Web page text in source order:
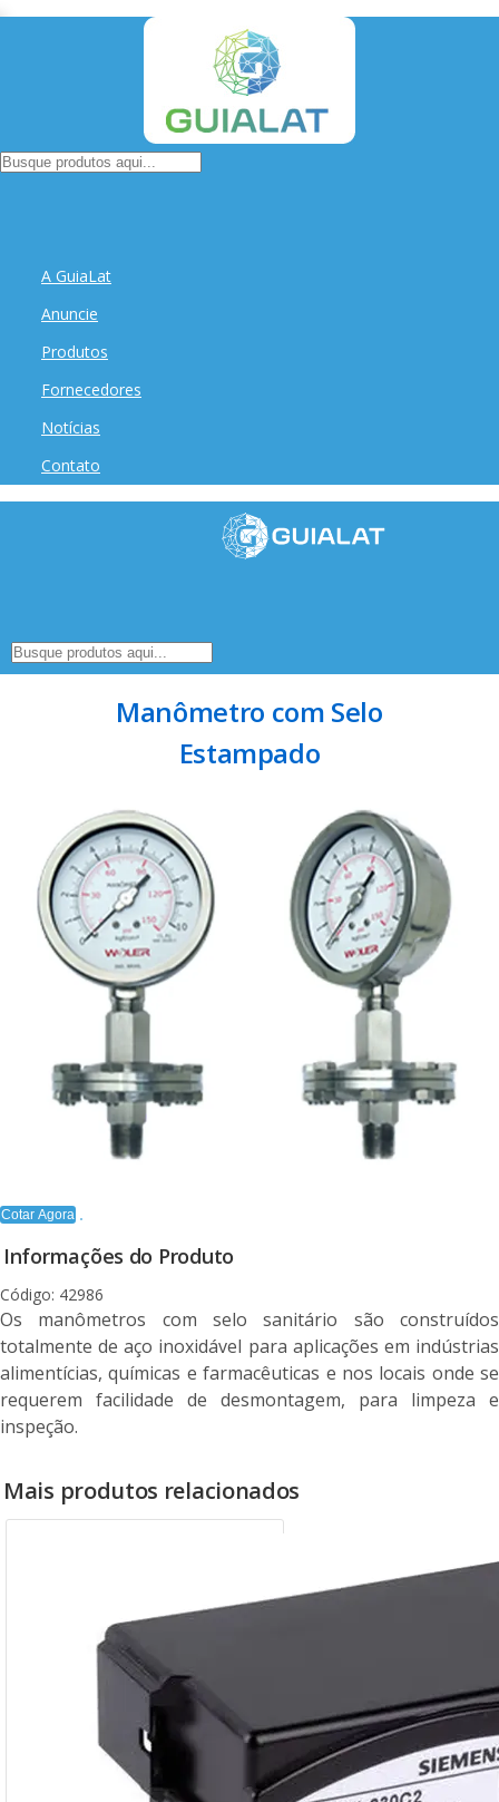
A GuiaLat
Anuncie
Produtos
Fornecedores
Notícias
Contato
Manômetro com Selo
Estampado
Cotar Agora
Informações do Produto
Código: 42986
Os manômetros com selo sanitário são construídos
totalmente de aço inoxidável para aplicações em indústrias
alimentícias, químicas e farmacêuticas e nos locais onde se
requerem facilidade de desmontagem, para limpeza e
inspeção.
Mais produtos relacionados